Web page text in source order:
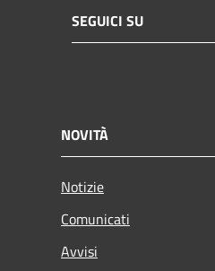
SEGUICI SU
NOVITÀ
Notizie
Comunicati
Avvisi